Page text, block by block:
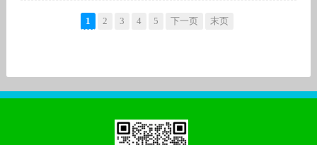
1 2 3 4 5 下一页 末页